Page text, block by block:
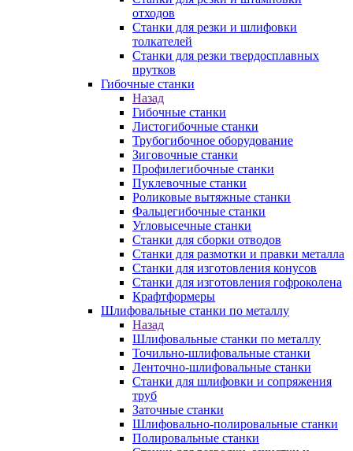
отходов
Станки для резки и шлифовки
толкателей
Станки для резки твердосплавных
прутков
Гибочные станки
Назад
Гибочные станки
Листогибочные станки
Трубогибочное оборудование
Зиговочные станки
Профилегибочные станки
Пуклевочные станки
Роликовые вытяжные станки
Фальцегибочные станки
Угловысечные станки
Станки для сборки отводов
Станки для размотки и правки металла
Станки для изготовления конусов
Станки для изготовления гофроколена
Крафтформеры
Шлифовальные станки по металлу
Назад
Шлифовальные станки по металлу
Точильно-шлифовальные станки
Ленточно-шлифовальные станки
Станки для шлифовки и сопряжения
труб
Заточные станки
Шлифовально-полировальные станки
Полировальные станки